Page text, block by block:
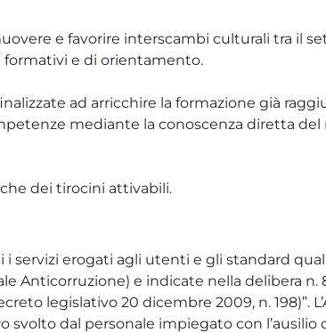
e favorire interscambi culturali tra il
formativi e di orientamento.
ad arricchire la formazione già
mediante la conoscenza diretta
dei tirocini attivabili.
i servizi erogati agli utenti e gli standard
Anticorruzione) e indicate nella delibera n.
legislativo 20 dicembre 2009, n. 198)”.
svolto dal personale impiegato con l’ausilio